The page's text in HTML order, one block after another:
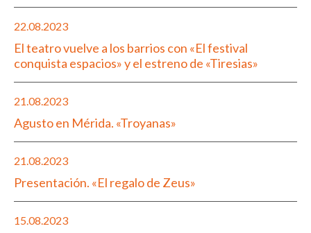
22.08.2023
El teatro vuelve a los barrios con «El festival
conquista espacios» y el estreno de «Tiresias»
21.08.2023
Agusto en Mérida. «Troyanas»
21.08.2023
Presentación. «El regalo de Zeus»
15.08.2023